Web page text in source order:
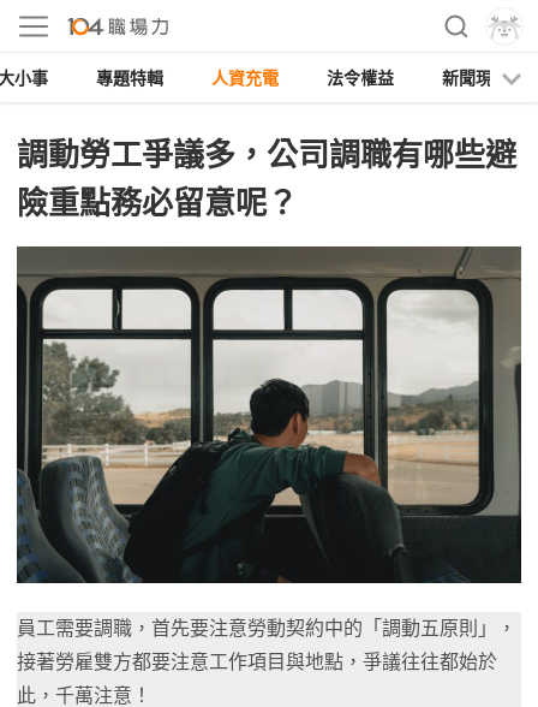
小事 專題特輯 人資充電 法令權益 新聞現場
調動勞工爭議多，公司調職有哪些避
險重點務必留意呢？
員工需要調職，首先要注意勞動契約中的「調動五原則」，
接著勞雇雙方都要注意工作項目與地點，爭議往往都始於
此，千萬注意！